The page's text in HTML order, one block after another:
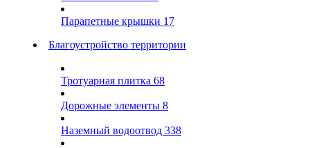
Парапетные крышки 17
Благоустройство территории
Тротуарная плитка 68
Дорожные элементы 8
Наземный водоотвод 338